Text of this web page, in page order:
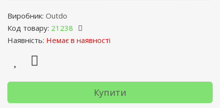
Виробник: Outdo
Код товару: 21238
Наявність: Немає в наявності
Купити